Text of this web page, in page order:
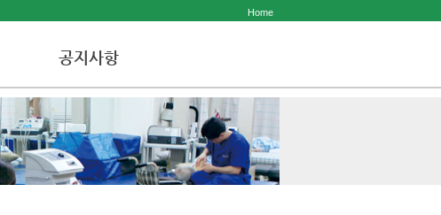
Home
공지사항